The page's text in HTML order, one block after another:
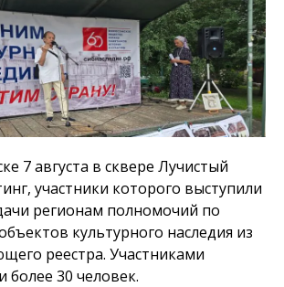
7 августа в сквере Лучистый
участники которого выступили
регионам полномочий по
культурного наследия из
реестра. Участниками
более 30 человек.